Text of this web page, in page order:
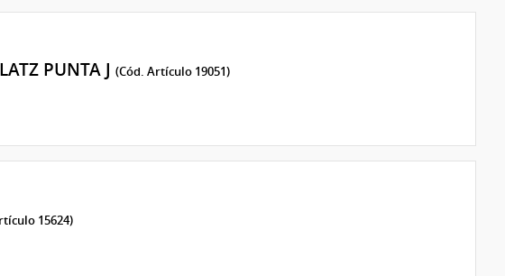
PUNTA J (Cód. Artículo 19051)
15624)